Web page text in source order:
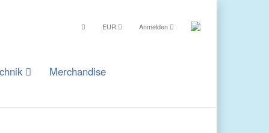
EUR Anmelden
Merchandise